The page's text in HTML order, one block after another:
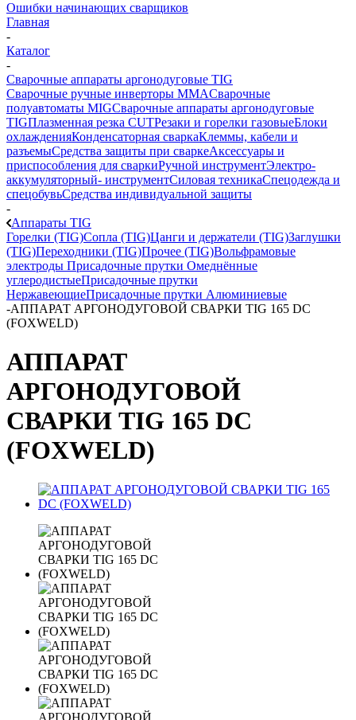
Ошибки начинающих сварщиков
Главная
-
Каталог
-
Сварочные аппараты аргонодуговые TIG
Сварочные ручные инверторы MMAСварочные
полуавтоматы MIGСварочные аппараты аргонодуговые
TIGПлазменная резка CUTРезаки и горелки газовыеБлоки
охлажденияКонденсаторная сваркаКлеммы, кабели и
разъемыСредства защиты при сваркеАксессуары и
приспособления для сваркиРучной инструментЭлектро-
аккумуляторный- инструментСиловая техникаСпецодежда и
спецобувьСредства индивидуальной защиты
-
Аппараты TIG
Горелки (TIG)Сопла (TIG)Цанги и держатели (TIG)Заглушки
(TIG)Переходники (TIG)Прочее (TIG)Вольфрамовые
электроды Присадочные прутки Омеднённые
углеродистыеПрисадочные прутки
НержавеющиеПрисадочные прутки Алюминиевые
-АППАРАТ АРГОНОДУГОВОЙ СВАРКИ TIG 165 DC
(FOXWELD)
АППАРАТ
АРГОНОДУГОВОЙ
СВАРКИ TIG 165 DC
(FOXWELD)